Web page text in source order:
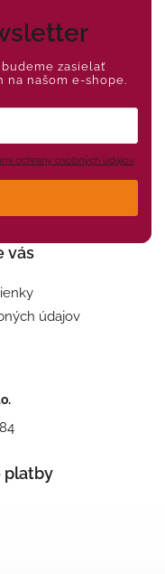
zasielať
našom e-shope.
ochrany osobných údajov
vás
údajov
platby